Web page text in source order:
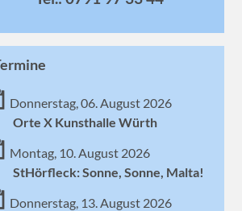
Donnerstag, 06. August 2026
Orte X Kunsthalle Würth
Montag, 10. August 2026
StHörfleck: Sonne, Sonne, Malta!
Donnerstag, 13. August 2026